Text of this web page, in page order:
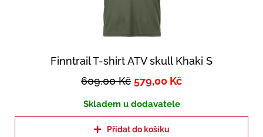
Finntrail T-shirt ATV skull Khaki S
609,00Kč 579,00 Kč
Skladem u dodavatele
Přidat do košíku